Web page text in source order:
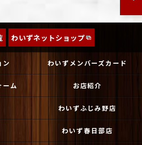
わいずネットショップ
ン わいずメンバーズカード
ーム お店紹介
わいずふじみ野店
わいず春日部店